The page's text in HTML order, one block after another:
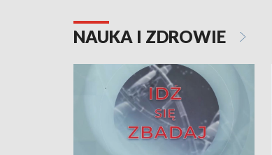
NAUKA I ZDROWIE